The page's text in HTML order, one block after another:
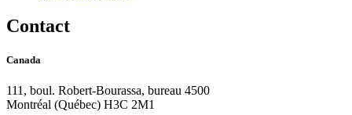
Contact
Canada
111, boul. Robert-Bourassa, bureau 4500
Montréal (Québec) H3C 2M1